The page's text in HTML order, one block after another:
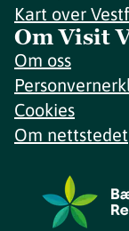
Kart over
Om Visit
Om oss
Cookies
Om nettstedet